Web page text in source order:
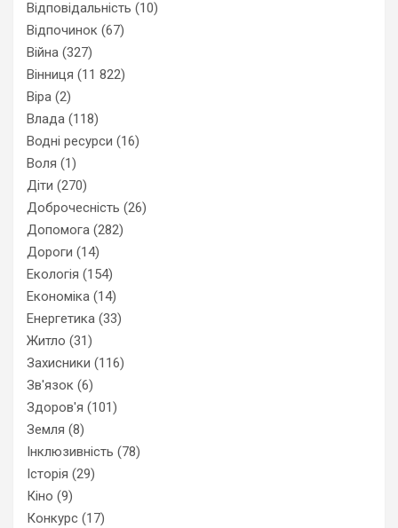
Відповідальність (10)
Відпочинок (67)
Війна (327)
Вінниця (11 822)
Віра (2)
Влада (118)
Водні ресурси (16)
Воля (1)
Діти (270)
Доброчесність (26)
Допомога (282)
Дороги (14)
Екологія (154)
Економіка (14)
Енергетика (33)
Житло (31)
Захисники (116)
Зв'язок (6)
Здоров'я (101)
Земля (8)
Інклюзивність (78)
Історія (29)
Кіно (9)
Конкурс (17)